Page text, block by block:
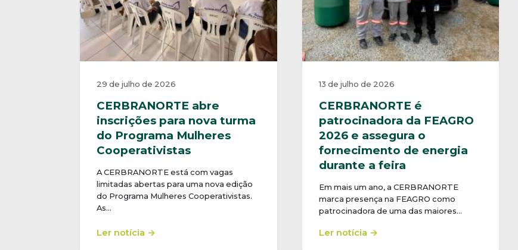
29 de julho de 2026
CERBRANORTE abre
inscrições para nova turma
do Programa Mulheres
Cooperativistas
A CERBRANORTE está com vagas
limitadas abertas para uma nova edição
do Programa Mulheres Cooperativistas.
As…
Ler notícia →
13 de julho de 2026
CERBRANORTE é
patrocinadora da FEAGRO
2026 e assegura o
fornecimento de energia
durante a feira
Em mais um ano, a CERBRANORTE
marca presença na FEAGRO como
patrocinadora de uma das maiores…
Ler notícia →